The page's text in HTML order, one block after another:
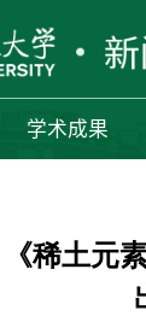
学术成果
《稀土元